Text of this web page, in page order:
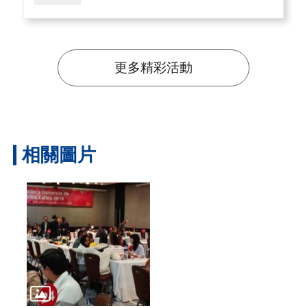
更多精彩活動
相關圖片